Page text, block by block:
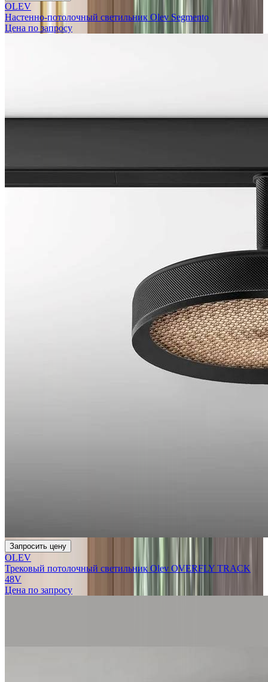
OLEV
Настенно-потолочный светильник Olev Segmento
Цена по запросу
Запросить цену
OLEV
Трековый потолочный светильник Olev OVERFLY TRACK
48V
Цена по запросу